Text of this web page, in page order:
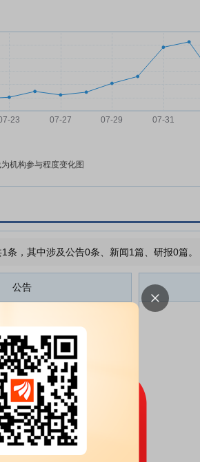
机构参与程度变化图
条，其中涉及公告0条、新闻1篇、研报0篇。
公告
、股东签署补充协议暨权益
进展公告
:安理律师事务所关于嘉事
年度股东会的法律意见书
:2025年度股东大会决议公
:嘉事堂药业股份有限公司
高级管理人员薪酬管理制度